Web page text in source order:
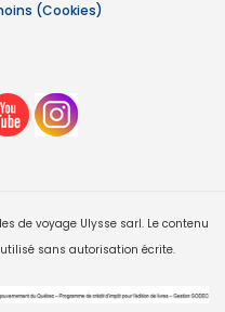
(Cookies)
de voyage Ulysse sarl. Le contenu
sans autorisation écrite.